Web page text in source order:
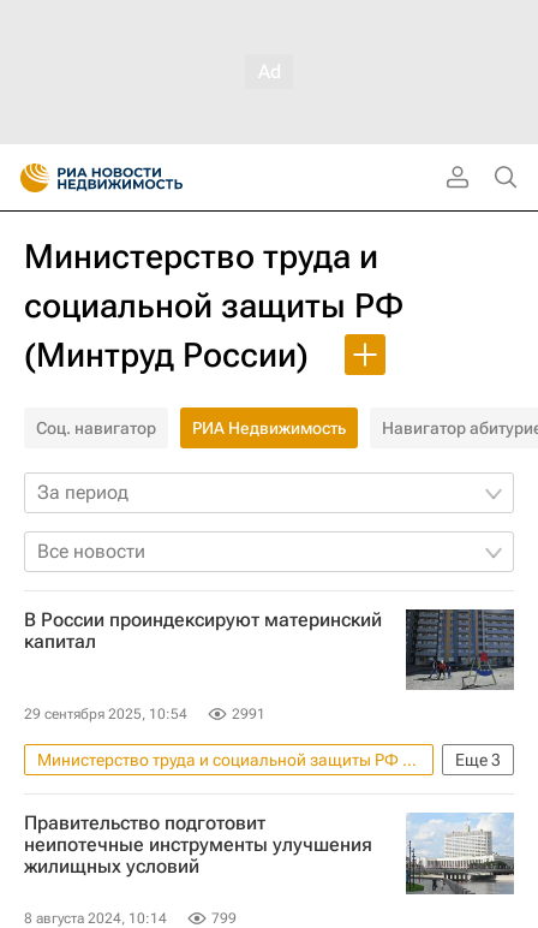
Министерство труда и
социальной защиты РФ
(Минтруд России)
Соц. навигатор РИА Недвижимость Навигатор
За период
Все новости
В России проиндексируют материнский
капитал
29 сентября 2025, 10:54 2991
Еще3
Министерство труда и социальной защиты РФ (Минтруд России)
Материнский капитал
Россия
Жилье
Правительство подготовит
неипотечные инструменты улучшения
жилищных условий
8 августа 2024, 10:14 799